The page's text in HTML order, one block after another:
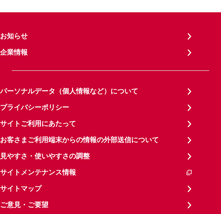
お知らせ
企業情報
パーソナルデータ（個人情報など）について
プライバシーポリシー
サイトご利用にあたって
お客さまご利用端末からの情報の外部送信について
見やすさ・使いやすさの調整
サイトメンテナンス情報
サイトマップ
ご意見・ご要望